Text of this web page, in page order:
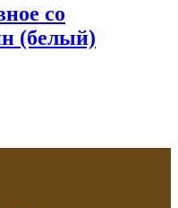
со
(белый)